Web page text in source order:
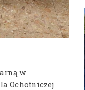
w
Ochotniczej